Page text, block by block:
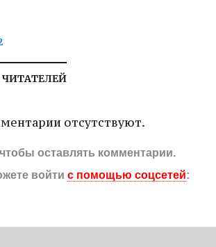
отсутствуют.
оставлять комментарии.
войти с помощью соцсетей: